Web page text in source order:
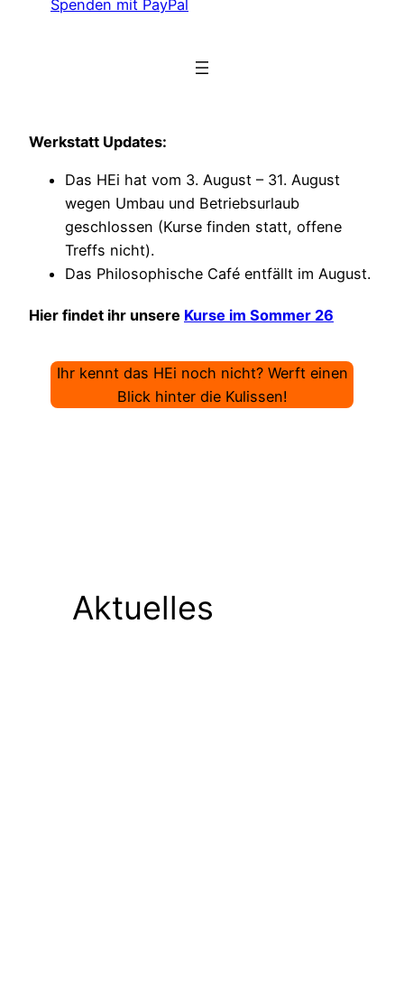
Spenden mit PayPal
Werkstatt Updates:
Das HEi hat vom 3. August – 31. August
wegen Umbau und Betriebsurlaub
geschlossen (Kurse finden statt, offene
Treffs nicht).
Das Philosophische Café entfällt im August.
Hier findet ihr unsere Kurse im Sommer 26
Ihr kennt das HEi noch nicht? Werft einen
Blick hinter die Kulissen!
Aktuelles